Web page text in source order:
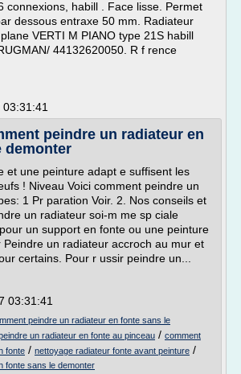
connexions, habill . Face lisse. Permet
dessous entraxe 50 mm. Radiateur
VERTI M PIANO type 21S habill
44132620050. R f rence
peindre un radiateur en
demonter
et une peinture adapt e suffisent les
! Niveau Voici comment peindre un
1 Pr paration Voir. 2. Nos conseils et
un radiateur soi-m me sp ciale
un support en fonte ou une peinture
Peindre un radiateur accroch au mur et
certains. Pour r ussir peindre un...
03:31:41
peindre un radiateur en fonte sans le
un radiateur en fonte au pinceau / comment
fonte / nettoyage radiateur fonte avant peinture /
fonte sans le demonter